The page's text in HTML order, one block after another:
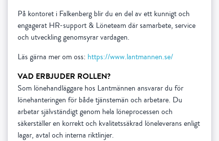
På kontoret i Falkenberg blir du en del av ett kunnigt och
engagerat HR-support & Löneteam där samarbete, service
och utveckling genomsyrar vardagen.
Läs gärna mer om oss: https://www.lantmannen.se/
VAD ERBJUDER ROLLEN?
Som lönehandläggare hos Lantmännen ansvarar du för
lönehanteringen för både tjänstemän och arbetare. Du
arbetar självständigt genom hela löneprocessen och
säkerställer en korrekt och kvalitetssäkrad löneleverans enligt
lagar, avtal och interna riktlinjer.